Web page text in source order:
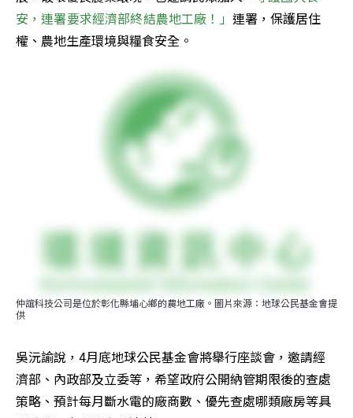
安，連署要求經濟部終結農地工廠！」 連署，保護居住
權、農地生產環境與糧食安全。
仲誼科技公司是位於彰化縣埔心鄉的農地工廠。圖片來源：地球公民基金會提
供
吳沅諭說，4月底地球公民基金會將舉行座談會，邀請經
濟部、內政部及立委等，希望政府公開納管期限後的查處
策略、預計每月斷水電的廠商數、優先查處哪類廠房等具